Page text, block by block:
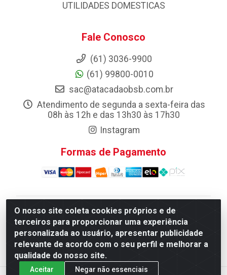
O nosso site coleta cookies próprios e de
terceiros para proporcionar uma experiência
personalizada ao usuário, apresentar publicidade
relevante de acordo com o seu perfil e melhorar a
qualidade do nosso site.
Aceitar Negar não essenciais
UTILIDADES DOMESTICAS
Fale Conosco
(61) 3036-9900
(61) 99800-0010
sac@atacadaobsb.com.br
Atendimento de segunda a sexta-feira das
08h às 12h e das 13h30 às 17h30
Instagram
Formas de Pagamento
Atacadao da Limpeza F. Pereira Queiroz Comercio e
Distribuicao LTDA - Quadra Qi 10 Lotes 39 e, 41 - Setor
Industrial (Taguatinga), Brasília/DF - CEP 72.135-100 -
CNPJ 13.184.675/0001-80